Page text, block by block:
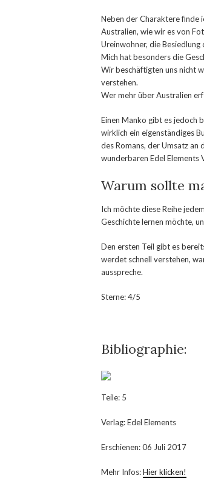
Neben der Charaktere finde
Australien, wie wir es von
Ureinwohner, die Besiedlung
Mich hat besonders die
Wir beschäftigten uns nicht
verstehen.
Wer mehr über Australien
Einen Manko gibt es jedoch
wirklich ein eigenständiges
des Romans, der Umsatz an
wunderbaren Edel Elements
Warum sollte
Ich möchte diese Reihe
Geschichte lernen möchte,
Den ersten Teil gibt es
werdet schnell verstehen,
ausspreche.
Sterne: 4/5
Bibliographie:
Teile: 5
Verlag: Edel Elements
Erschienen: 06 Juli 2017
Mehr Infos:Hier klicken!